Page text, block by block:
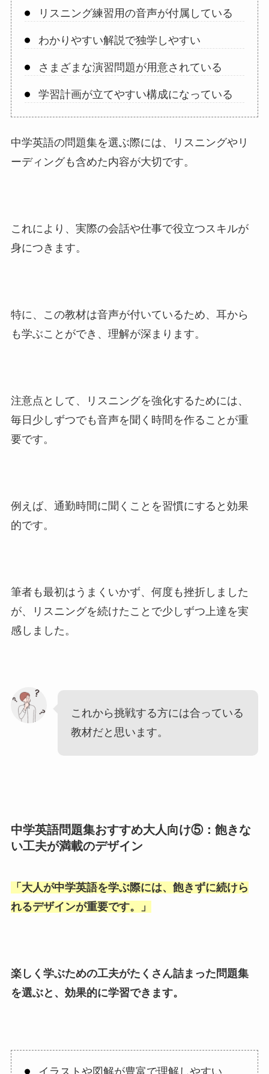
リスニング練習用の音声が付属している
わかりやすい解説で独学しやすい
さまざまな演習問題が用意されている
学習計画が立てやすい構成になっている
中学英語の問題集を選ぶ際には、リスニングやリ
ーディングも含めた内容が大切です。
これにより、実際の会話や仕事で役立つスキルが
身につきます。
特に、この教材は音声が付いているため、耳から
も学ぶことができ、理解が深まります。
注意点として、リスニングを強化するためには、
毎日少しずつでも音声を聞く時間を作ることが重
要です。
例えば、通勤時間に聞くことを習慣にすると効果
的です。
筆者も最初はうまくいかず、何度も挫折しました
が、リスニングを続けたことで少しずつ上達を実
感しました。
これから挑戦する方には合っている
教材だと思います。
中学英語問題集おすすめ大人向け⑤：飽きな
い工夫が満載のデザイン
「 大人が中学英語を学ぶ際には、飽きずに続けら
れるデザインが重要です。
」
楽しく学ぶための工夫がたくさん詰まった問題集
を選ぶと、効果的に学習できます。
イラストや図解が豊富で理解しやすい